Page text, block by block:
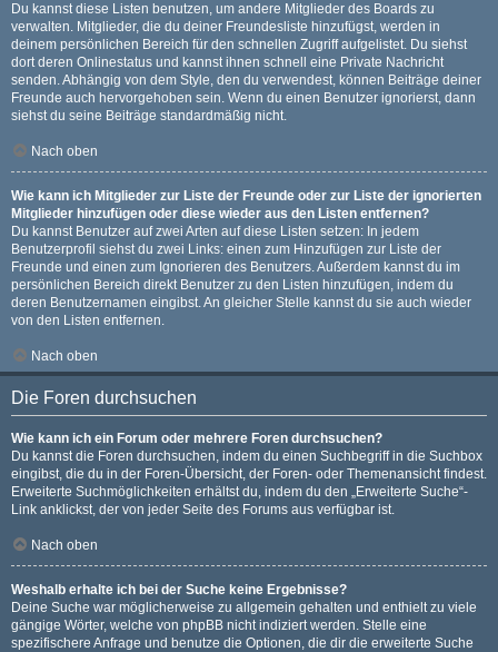
Du kannst diese Listen benutzen, um andere Mitglieder des Boards zu
verwalten. Mitglieder, die du deiner Freundesliste hinzufügst, werden in
deinem persönlichen Bereich für den schnellen Zugriff aufgelistet. Du siehst
dort deren Onlinestatus und kannst ihnen schnell eine Private Nachricht
senden. Abhängig von dem Style, den du verwendest, können Beiträge deiner
Freunde auch hervorgehoben sein. Wenn du einen Benutzer ignorierst, dann
siehst du seine Beiträge standardmäßig nicht.
Nach oben
Wie kann ich Mitglieder zur Liste der Freunde oder zur Liste der ignorierten
Mitglieder hinzufügen oder diese wieder aus den Listen entfernen?
Du kannst Benutzer auf zwei Arten auf diese Listen setzen: In jedem
Benutzerprofil siehst du zwei Links: einen zum Hinzufügen zur Liste der
Freunde und einen zum Ignorieren des Benutzers. Außerdem kannst du im
persönlichen Bereich direkt Benutzer zu den Listen hinzufügen, indem du
deren Benutzernamen eingibst. An gleicher Stelle kannst du sie auch wieder
von den Listen entfernen.
Nach oben
Die Foren durchsuchen
Wie kann ich ein Forum oder mehrere Foren durchsuchen?
Du kannst die Foren durchsuchen, indem du einen Suchbegriff in die Suchbox
eingibst, die du in der Foren-Übersicht, der Foren- oder Themenansicht findest.
Erweiterte Suchmöglichkeiten erhältst du, indem du den „Erweiterte Suche“-
Link anklickst, der von jeder Seite des Forums aus verfügbar ist.
Nach oben
Weshalb erhalte ich bei der Suche keine Ergebnisse?
Deine Suche war möglicherweise zu allgemein gehalten und enthielt zu viele
gängige Wörter, welche von phpBB nicht indiziert werden. Stelle eine
spezifischere Anfrage und benutze die Optionen, die dir die erweiterte Suche